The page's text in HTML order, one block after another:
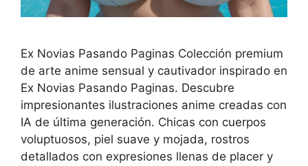
Ex Novias Pasando Paginas Colección premium
de arte anime sensual y cautivador inspirado en
Ex Novias Pasando Paginas. Descubre
impresionantes ilustraciones anime creadas con
IA de última generación. Chicas con cuerpos
voluptuosos, piel suave y mojada, rostros
detallados con expresiones llenas de placer y